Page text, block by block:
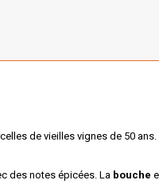
de vieilles vignes de 50
des notes épicées. La bouche